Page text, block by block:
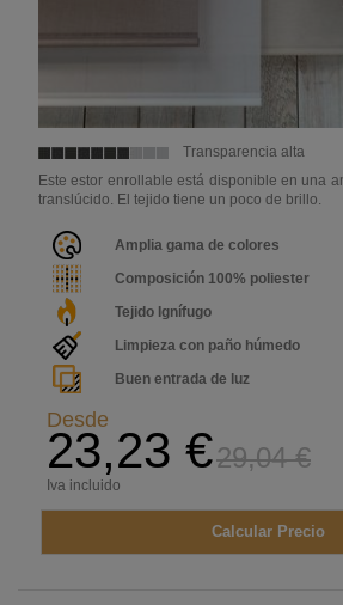
Transparencia alta
Este estor enrollable está disponible en una
translúcido. El tejido tiene un poco de brillo.
Amplia gama de colores
Composición 100% poliester
Tejido Ignífugo
Limpieza con paño húmedo
Buen entrada de luz
Desde
23,23 €29,04 €
Iva incluido
Calcular Precio